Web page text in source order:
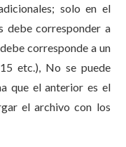
solo en el
debe corresponder a
corresponde a un
etc.), No se puede
que el anterior es el
el archivo con los